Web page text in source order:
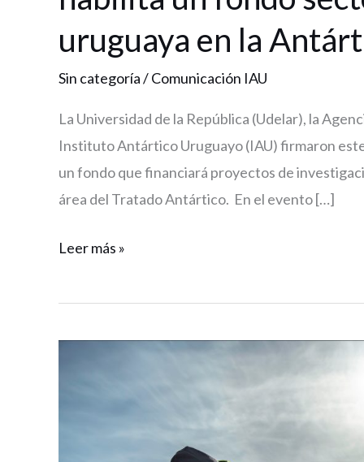
uruguaya en la
Sin categoría/Comunicación IAU
La Universidad de la República (Udelar), la
Instituto Antártico Uruguayo (IAU) firmaron
un fondo que financiará proyectos de
área del Tratado Antártico. En el evento […]
Leer más »